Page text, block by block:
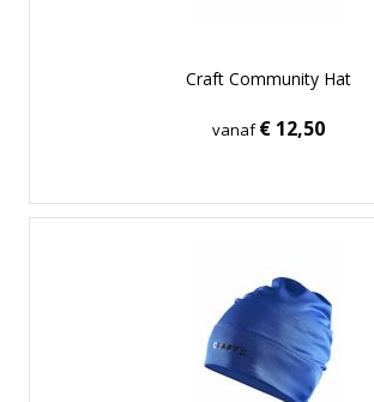
Craft Community Hat
vanaf€ 12,50